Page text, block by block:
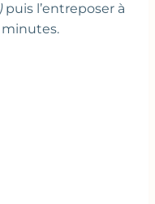
puis l’entreposer à
minutes.